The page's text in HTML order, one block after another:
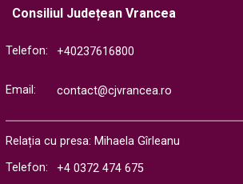
Consiliul Județean Vrancea
Telefon: +40237616800
Email: contact@cjvrancea.ro
Relația cu presa: Mihaela Gîrleanu
Telefon:
+4 0372 474 675